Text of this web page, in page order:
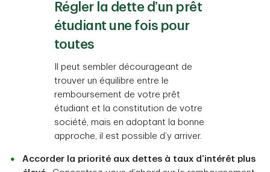
Régler la dette d’un prêt
étudiant une fois pour
toutes
Il peut sembler décourageant de
trouver un équilibre entre le
remboursement de votre prêt
étudiant et la constitution de votre
société, mais en adoptant la bonne
approche, il est possible d’y arriver.
Accorder la priorité aux dettes à taux d’intérêt plus